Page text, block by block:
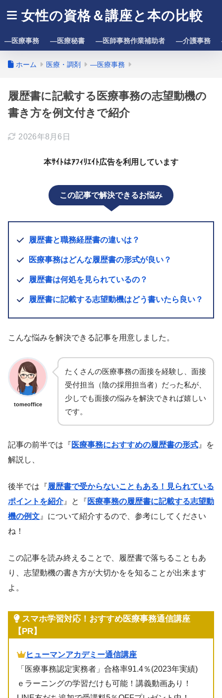
女性の資格＆講座と本の比較
―医療事務 ―医療秘書 ―医師事務作業補助者 ―介護事務
ホーム 医療・調剤 ―医療事務
履歴書に記載する医療事務の志望動機の
書き方を例文付きで紹介
2026年8月6日
本ｻｲﾄはｱﾌｨﾘｴｲﾄ広告を利用しています
この記事で解決できるお悩み
履歴書と職務経歴書の違いは？
医療事務はどんな履歴書の形式が良い？
履歴書は何処を見られているの？
履歴書に記載する志望動機はどう書いたら良い？
こんな悩みを解決できる記事を用意しました。
tomeoffice
たくさんの医療事務の面接を経験し、面接
受付担当（陰の採用担当者）だった私が、
少しでも面接の悩みを解決できれば嬉しい
です。
記事の前半では『 医療事務におすすめの履歴書の形式 』を
解説し、
後半では『履歴書で受からないこともある！見られている
ポイントを紹介』と『 医療事務の履歴書に記載する志望動
機の例文 』について紹介するので、参考にしてください
ね！
この記事を読み終えることで、履歴書で落ちることもあ
り、志望動機の書き方が大切かをを知ることが出来ます
よ。
スマホ学習対応！おすすめ医療事務通信講座
【PR】
ヒューマンアカデミー通信講座
「医療事務認定実務者」合格率91.4％(2023年実績)
ｅラーニングの学習だけも可能！講義動画あり！